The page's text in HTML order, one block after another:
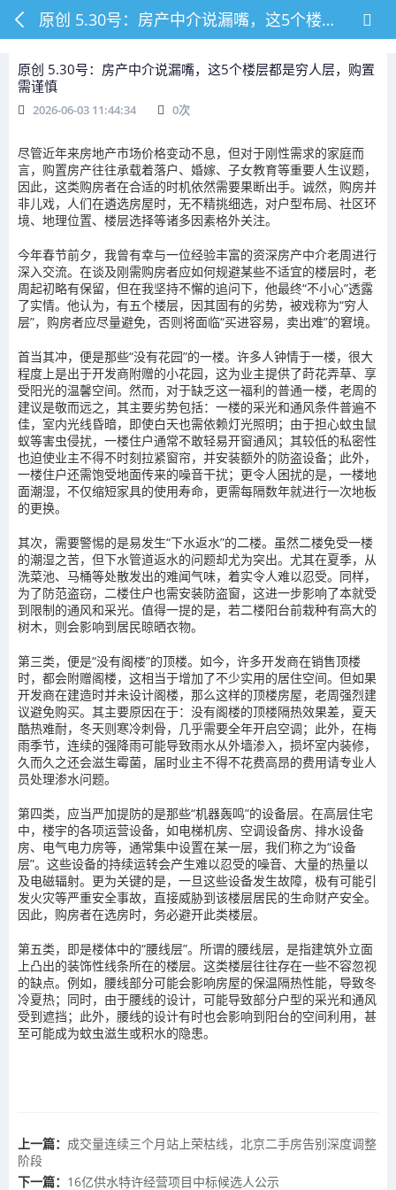
原创 5.30号：房产中介说漏嘴，这5个楼层都是穷人层，购置需谨慎
原创 5.30号：房产中介说漏嘴，这5个楼层都是穷人层，购置
需谨慎
2026-06-03 11:44:34 0次
尽管近年来房地产市场价格变动不息，但对于刚性需求的家庭而
言，购置房产往往承载着落户、婚嫁、子女教育等重要人生议题，
因此，这类购房者在合适的时机依然需要果断出手。诚然，购房并
非儿戏，人们在遴选房屋时，无不精挑细选，对户型布局、社区环
境、地理位置、楼层选择等诸多因素格外关注。
今年春节前夕，我曾有幸与一位经验丰富的资深房产中介老周进行
深入交流。在谈及刚需购房者应如何规避某些不适宜的楼层时，老
周起初略有保留，但在我坚持不懈的追问下，他最终“不小心”透露
了实情。他认为，有五个楼层，因其固有的劣势，被戏称为“穷人
层”，购房者应尽量避免，否则将面临“买进容易，卖出难”的窘境。
首当其冲，便是那些“没有花园”的一楼。许多人钟情于一楼，很大
程度上是出于开发商附赠的小花园，这为业主提供了莳花弄草、享
受阳光的温馨空间。然而，对于缺乏这一福利的普通一楼，老周的
建议是敬而远之，其主要劣势包括：一楼的采光和通风条件普遍不
佳，室内光线昏暗，即使白天也需依赖灯光照明；由于担心蚊虫鼠
蚁等害虫侵扰，一楼住户通常不敢轻易开窗通风；其较低的私密性
也迫使业主不得不时刻拉紧窗帘，并安装额外的防盗设备；此外，
一楼住户还需饱受地面传来的噪音干扰；更令人困扰的是，一楼地
面潮湿，不仅缩短家具的使用寿命，更需每隔数年就进行一次地板
的更换。
其次，需要警惕的是易发生“下水返水”的二楼。虽然二楼免受一楼
的潮湿之苦，但下水管道返水的问题却尤为突出。尤其在夏季，从
洗菜池、马桶等处散发出的难闻气味，着实令人难以忍受。同样，
为了防范盗窃，二楼住户也需安装防盗窗，这进一步影响了本就受
到限制的通风和采光。值得一提的是，若二楼阳台前栽种有高大的
树木，则会影响到居民晾晒衣物。
第三类，便是“没有阁楼”的顶楼。如今，许多开发商在销售顶楼
时，都会附赠阁楼，这相当于增加了不少实用的居住空间。但如果
开发商在建造时并未设计阁楼，那么这样的顶楼房屋，老周强烈建
议避免购买。其主要原因在于：没有阁楼的顶楼隔热效果差，夏天
酷热难耐，冬天则寒冷刺骨，几乎需要全年开启空调；此外，在梅
雨季节，连续的强降雨可能导致雨水从外墙渗入，损坏室内装修，
久而久之还会滋生霉菌，届时业主不得不花费高昂的费用请专业人
员处理渗水问题。
第四类，应当严加提防的是那些“机器轰鸣”的设备层。在高层住宅
中，楼宇的各项运营设备，如电梯机房、空调设备房、排水设备
房、电气电力房等，通常集中设置在某一层，我们称之为“设备
层”。这些设备的持续运转会产生难以忍受的噪音、大量的热量以
及电磁辐射。更为关键的是，一旦这些设备发生故障，极有可能引
发火灾等严重安全事故，直接威胁到该楼层居民的生命财产安全。
因此，购房者在选房时，务必避开此类楼层。
第五类，即是楼体中的“腰线层”。所谓的腰线层，是指建筑外立面
上凸出的装饰性线条所在的楼层。这类楼层往往存在一些不容忽视
的缺点。例如，腰线部分可能会影响房屋的保温隔热性能，导致冬
冷夏热；同时，由于腰线的设计，可能导致部分户型的采光和通风
受到遮挡；此外，腰线的设计有时也会影响到阳台的空间利用，甚
至可能成为蚊虫滋生或积水的隐患。
上一篇： 成交量连续三个月站上荣枯线，北京二手房告别深度调整
阶段
下一篇： 16亿供水特许经营项目中标候选人公示